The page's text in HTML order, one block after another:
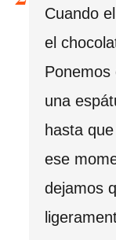
Cuando
el
Ponemos
una
hasta
ese
dejamos